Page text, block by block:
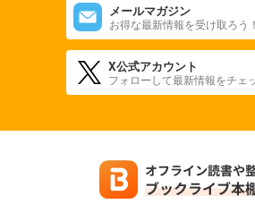
メールマガジン
お得な最新情報を受け取ろう！
X公式アカウント
フォローして最新情報をチェ